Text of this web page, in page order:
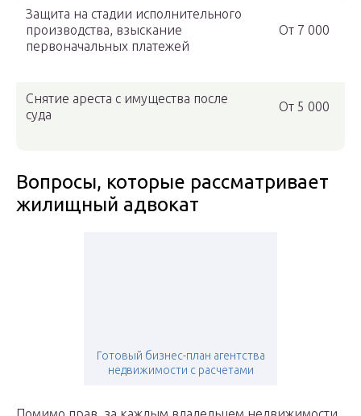
Защита на стадии исполнительного
производства, взыскание
первоначальных платежей
От 7 000
Снятие ареста с имущества после
суда
От 5 000
Вопросы, которые рассматривает
жилищный адвокат
Готовый бизнес-план агентства
недвижимости с расчетами